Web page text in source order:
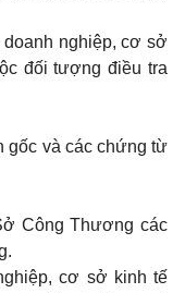
doanh nghiệp, cơ sở
đối tượng điều tra
gốc và các chứng từ
Công Thương các
cơ sở kinh tế